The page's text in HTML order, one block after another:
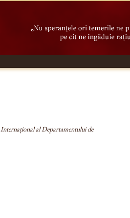
al Departamentului de